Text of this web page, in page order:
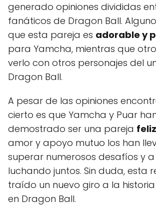
generado opiniones divididas
fanáticos de Dragon Ball.
que esta pareja es adorable y
para Yamcha, mientras que
verlo con otros personajes del
Dragon Ball.
A pesar de las opiniones
cierto es que Yamcha y Puar
demostrado ser una pareja
amor y apoyo mutuo los han
superar numerosos desafíos y
luchando juntos. Sin duda, esta
traído un nuevo giro a la
en Dragon Ball.